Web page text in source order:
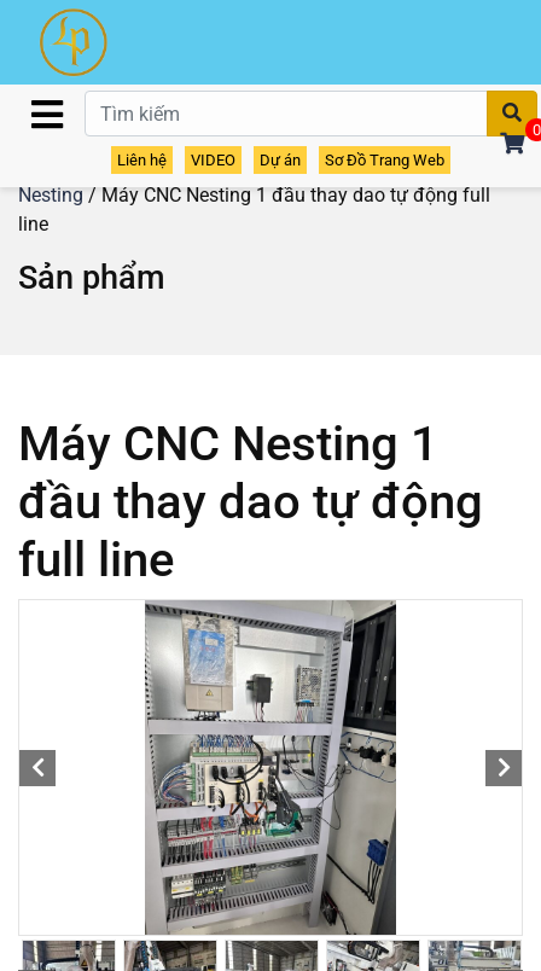
Liên hệ VIDEO Dự án Sơ Đồ Trang Web
0
Sản phẩm /Máy gia công CNC/ Máy CNC
Nesting/ Máy CNC Nesting 1 đầu thay dao tự động full
line
Sản phẩm
Máy CNC Nesting 1
đầu thay dao tự động
full line